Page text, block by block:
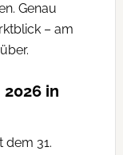
Genau
– am
in
dem 31.